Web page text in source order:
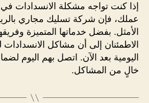
إذا كنت تواجه مشكلة الانسدادات
عملك، فإن شركة تسليك مجاري
الأمثل. بفضل خدماتها المتميزة
الاطمئنان إلى أن مشاكل
اليومية بعد الآن. اتصل بهم اليوم
خالٍ من المشاكل.